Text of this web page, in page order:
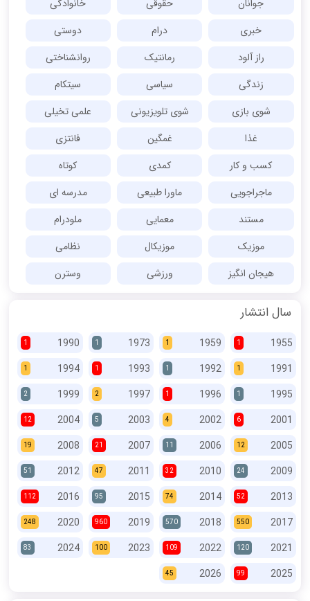
جوانان
حقوقی
خانوادگی
خبری
درام
دوستی
راز آلود
رمانتیک
روانشناختی
زندگی
سیاسی
سیتکام
شوی بازی
شوی تلویزیونی
علمی تخیلی
غذا
غمگین
فانتزی
کسب و کار
کمدی
کوتاه
ماجراجویی
ماورا طبیعی
مدرسه ای
مستند
معمایی
ملودرام
موزیک
موزیکال
نظامی
هیجان انگیز
ورزشی وسترن
سال انتشار
1955
1
1959
1
1973
1
1990
1
1991
1
1992
1
1993
1
1994
1
1995
1
1996
1
1997
2
1999
2
2001
6
2002
4
2003
5
2004
12
2005
12
2006
11
2007
21
2008
19
2009
24
2010
32
2011
47
2012
51
2013
52
2014
74
2015
95
2016
112
2017
550
2018
570
2019
960
2020
248
2021
120
2022
109
2023
100
2024
83
2025
99
2026
45